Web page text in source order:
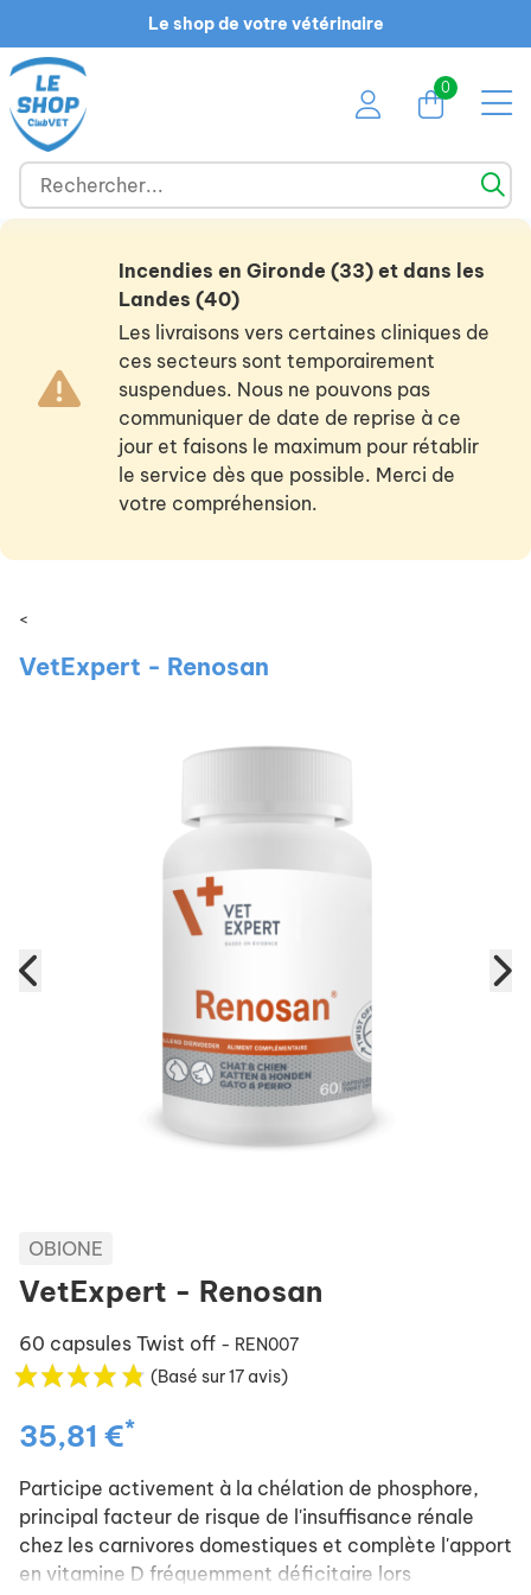
Le shop de votre vétérinaire
0
Incendies en Gironde (33) et dans les
Landes (40)
Les livraisons vers certaines cliniques de
ces secteurs sont temporairement
suspendues. Nous ne pouvons pas
communiquer de date de reprise à ce
jour et faisons le maximum pour rétablir
le service dès que possible. Merci de
votre compréhension.
<
VetExpert - Renosan
OBIONE
VetExpert - Renosan
60 capsules Twist off - REN007
(Basé sur 17 avis)
35,81 €*
Participe activement à la chélation de phosphore,
principal facteur de risque de l'insuffisance rénale
chez les carnivores domestiques et complète l'apport
en vitamine D fréquemment déficitaire lors